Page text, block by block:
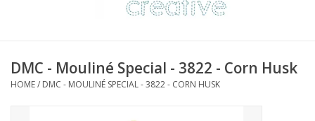
Nieuws
DMC - Mouliné Special - 3822 - Corn Husk
HOME/ DMC - MOULINÉ SPECIAL - 3822 - CORN HUSK